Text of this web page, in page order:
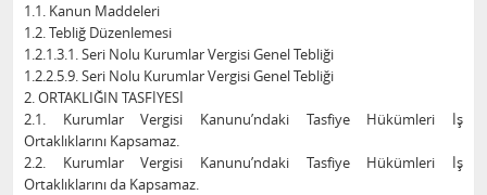
1.1. Kanun Maddeleri
1.2. Tebliğ Düzenlemesi
1.2.1.3.1. Seri Nolu Kurumlar Vergisi Genel Tebliği
1.2.2.5.9. Seri Nolu Kurumlar Vergisi Genel Tebliği
2. ORTAKLIĞIN TASFİYESİ
2.1. Kurumlar Vergisi Kanunu’ndaki Tasfiye Hükümleri İş
Ortaklıklarını Kapsamaz.
2.2. Kurumlar Vergisi Kanunu’ndaki Tasfiye Hükümleri İş
Ortaklıklarını da Kapsamaz.